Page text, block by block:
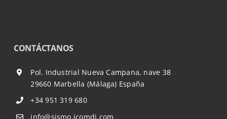
CONTÁCTANOS
Pol. Industrial Nueva Campana, nave 38
29660 Marbella (Málaga) España
+34 951 319 680
info@sismo.icomdi.com